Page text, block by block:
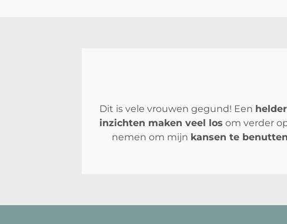
Dit is vele vrouwen gegund! Een
inzichten maken veel los om verder
nemen om mijn kansen te